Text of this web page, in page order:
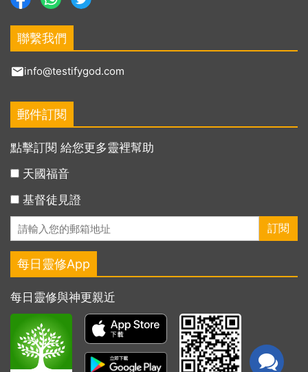
聯繫我們
info@testifygod.com
郵件訂閱
點擊訂閱 給您更多靈裡幫助
天國福音
基督徒見證
每日靈修App
每日靈修與神更親近